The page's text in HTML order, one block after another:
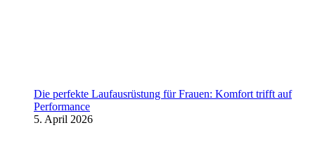
Die perfekte Laufausrüstung für Frauen: Komfort trifft auf
Performance
5. April 2026